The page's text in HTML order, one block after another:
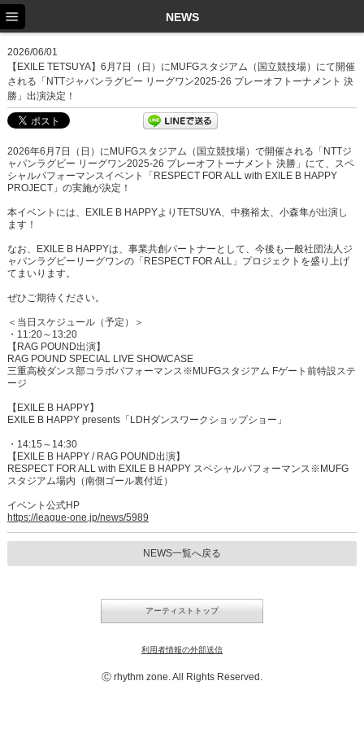
NEWS
2026/06/01
【EXILE TETSUYA】6月7日（日）にMUFGスタジアム（国立競技場）にて開催
される「NTTジャパンラグビー リーグワン2025-26 プレーオフトーナメント 決
勝」出演決定！
2026年6月7日（日）にMUFGスタジアム（国立競技場）で開催される「NTTジ
ャパンラグビー リーグワン2025-26 プレーオフトーナメント 決勝」にて、スペ
シャルパフォーマンスイベント「RESPECT FOR ALL with EXILE B HAPPY
PROJECT」の実施が決定！
本イベントには、EXILE B HAPPYよりTETSUYA、中務裕太、小森隼が出演し
ます！
なお、EXILE B HAPPYは、事業共創パートナーとして、今後も一般社団法人ジ
ャパンラグビーリーグワンの「RESPECT FOR ALL」プロジェクトを盛り上げ
てまいります。
ぜひご期待ください。
＜当日スケジュール（予定）＞
・11:20～13:20
【RAG POUND出演】
RAG POUND SPECIAL LIVE SHOWCASE
三重高校ダンス部コラボパフォーマンス※MUFGスタジアム Fゲート前特設ステ
ージ
【EXILE B HAPPY】
EXILE B HAPPY presents「LDHダンスワークショップショー」
・14:15～14:30
【EXILE B HAPPY / RAG POUND出演】
RESPECT FOR ALL with EXILE B HAPPY スペシャルパフォーマンス※MUFG
スタジアム場内（南側ゴール裏付近）
イベント公式HP
https://league-one.jp/news/5989
NEWS一覧へ戻る
アーティストトップ
利用者情報の外部送信
Ⓒ rhythm zone. All Rights Reserved.
NEWS
SCHEDULE
PROFILE
EX FAMILY